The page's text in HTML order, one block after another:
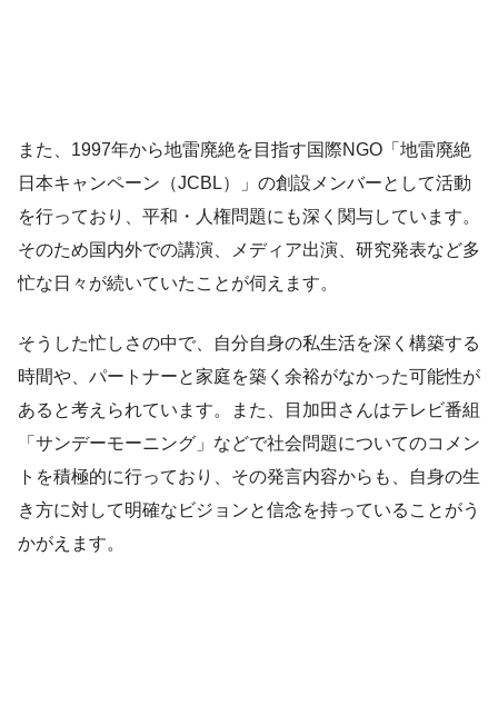
また、1997年から地雷廃絶を目指す国際NGO「地雷廃絶
日本キャンペーン（JCBL）」の創設メンバーとして活動
を行っており、平和・人権問題にも深く関与しています。
そのため国内外での講演、メディア出演、研究発表など多
忙な日々が続いていたことが伺えます。
そうした忙しさの中で、自分自身の私生活を深く構築する
時間や、パートナーと家庭を築く余裕がなかった可能性が
あると考えられています。また、目加田さんはテレビ番組
「サンデーモーニング」などで社会問題についてのコメン
トを積極的に行っており、その発言内容からも、自身の生
き方に対して明確なビジョンと信念を持っていることがう
かがえます。